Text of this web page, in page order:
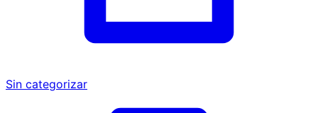
Sin categorizar